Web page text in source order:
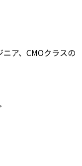
ア、CMOクラスの